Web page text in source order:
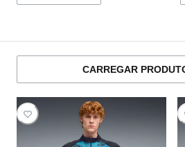
CARREGAR